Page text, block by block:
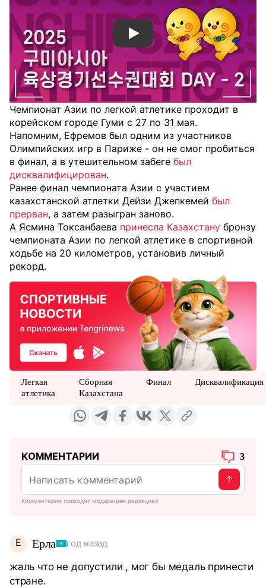
Смотреть видео YouTube
Чемпионат Азии по легкой атлетике проходит в
корейском городе Гуми с 27 по 31 мая.
Напомним, Ефремов был одним из участников
Олимпийских игр в Париже - он не смог пробиться
в финал, а в утешительном забеге был
дисквалифицирован.
Ранее финал чемпионата Азии с участием
казахстанской атлетки Дейзи Джепкемей был
прерван, а затем разыгран заново.
А Ясмина Токсанбаева принесла Казахстану бронзу
чемпионата Азии по легкой атлетике в спортивной
ходьбе на 20 километров, установив личный
рекорд.
Легкая
атлетика
Сборная
Казахстана
Финал Дисквалификация
КОММЕНТАРИИ 3
Комментарии проходят модерацию редакцией
Е Ерла год назад
жаль что не допустили , мог бы медаль принести
стране.